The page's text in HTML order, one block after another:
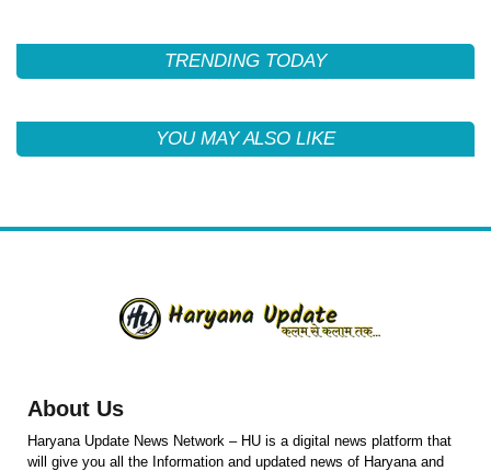
TRENDING TODAY
YOU MAY ALSO LIKE
About Us
Haryana Update News Network – HU is a digital news platform that
will give you all the Information and updated news of Haryana and